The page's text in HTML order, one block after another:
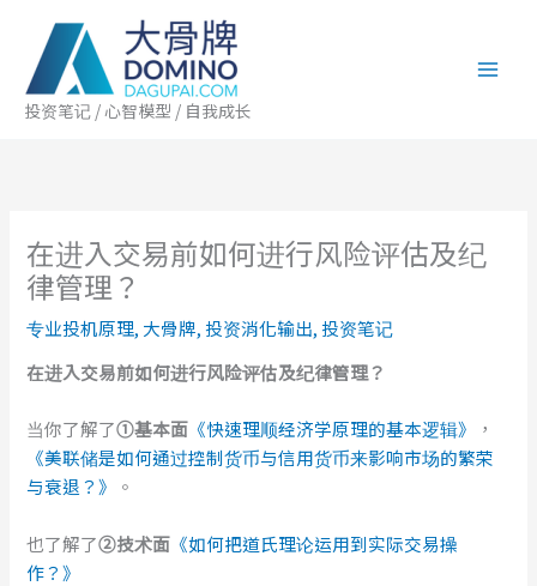
投资笔记 / 心智模型 / 自我成长
在进入交易前如何进行风险评估及纪
律管理？
专业投机原理, 大骨牌,投资消化输出,投资笔记
在进入交易前如何进行风险评估及纪律管理？
当你了解了①基本面 《快速理顺经济学原理的基本逻辑》
，
《美联储是如何通过控制货币与信用货币来影响市场的繁荣
与衰退？》
。
也了解了②技术面 《如何把道氏理论运用到实际交易操
作？》